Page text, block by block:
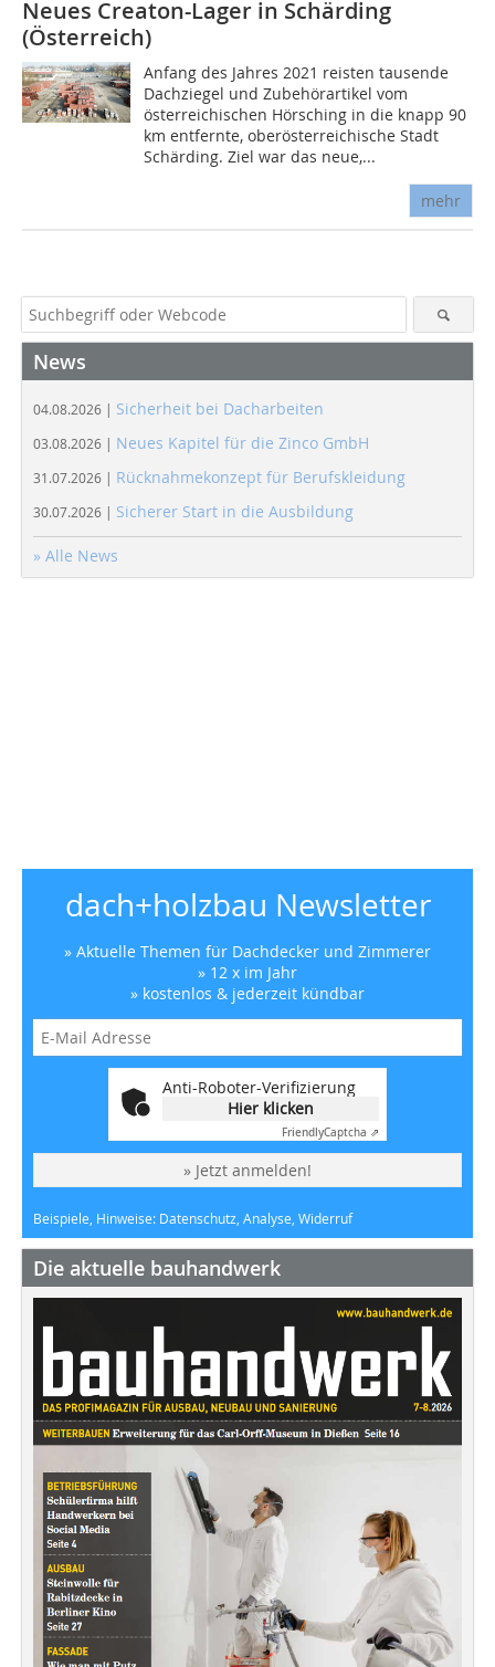
Neues Creaton-Lager in Schärding
(Österreich)
Anfang des Jahres 2021 reisten tausende
Dachziegel und Zubehörartikel vom
österreichischen Hörsching in die knapp 90
km entfernte, oberösterreichische Stadt
Schärding. Ziel war das neue,...
mehr
News
04.08.2026 | Sicherheit bei Dacharbeiten
03.08.2026 | Neues Kapitel für die Zinco GmbH
31.07.2026 | Rücknahmekonzept für Berufskleidung
30.07.2026 | Sicherer Start in die Ausbildung
» Alle News
dach+holzbau Newsletter
» Aktuelle Themen für Dachdecker und Zimmerer
» 12 x im Jahr
» kostenlos & jederzeit kündbar
Anti-Roboter-Verifizierung
Hier klicken
FriendlyCaptcha ⇗
» Jetzt anmelden!
Beispiele, Hinweise: Datenschutz, Analyse, Widerruf
Die aktuelle bauhandwerk